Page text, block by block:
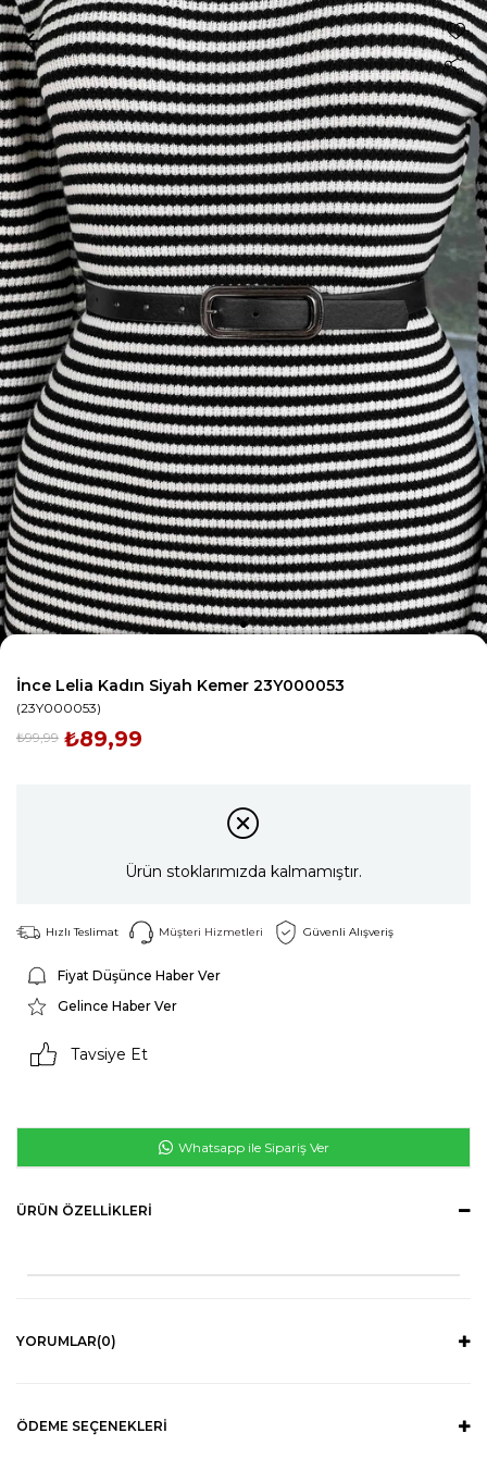
İnce Lelia Kadın Siyah Kemer 23Y000053
(23Y000053)
₺99,99 ₺89,99
Ürün stoklarımızda kalmamıştır.
Hızlı Teslimat Müşteri Hizmetleri Güvenli Alışveriş
Fiyat Düşünce Haber Ver
Gelince Haber Ver
Tavsiye Et
Whatsapp ile Sipariş Ver
ÜRÜN ÖZELLIKLERI
YORUMLAR(0)
ÖDEME SEÇENEKLERI